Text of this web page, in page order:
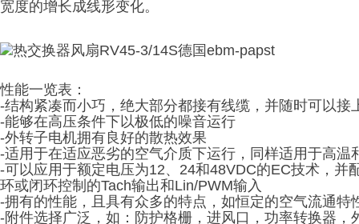
宽度的增长成线形变化。
性能一览表：
-结构紧凑而小巧，绝大部分都接有线缆，并随时可以接
-能够在高压条件下以极低的噪音运行
-外转子电机拥有良好的散热效果
-适用于在适应恶劣的空气介质下运行，同样适用于高温
-可以应用于额定电压为12、24和48VDC的EC技术，
环或闭环控制的Tach输出和Lin/PWM输入
-拥有的性能，且具有众多的特点，如恒定的空气流通特
-附件选择广泛，如：防护格栅，进风口，功率转换器，